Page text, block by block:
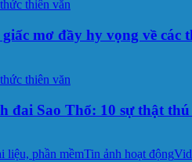
thiên văn
mơ đầy hy vọng về
thiên văn
đai Sao Thổ: 10 sự thật
liệu, phần mềmTin ảnh hoạt động